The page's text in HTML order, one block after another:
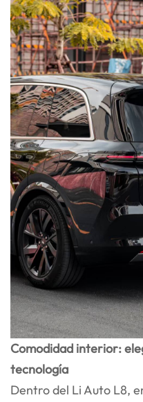
Comodidad interior:
tecnología
Dentro del Li Auto L8,